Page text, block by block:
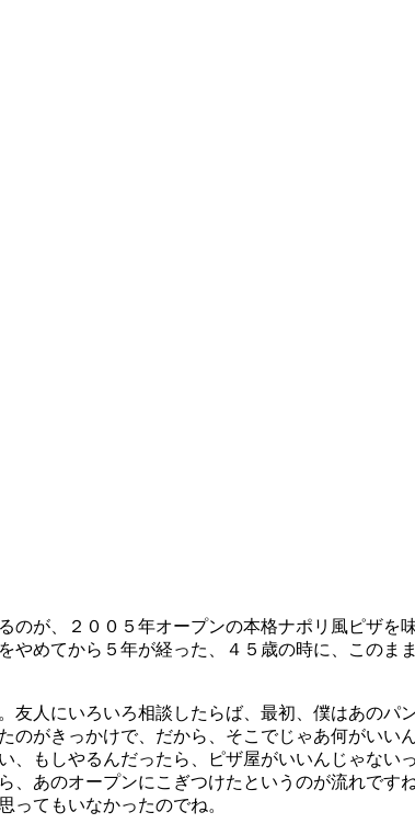
が、２００５年オープンの本格ナポリ風ピザを
めてから５年が経った、４５歳の時に、このま
人にいろいろ相談したらば、最初、僕はあのパ
がきっかけで、だから、そこでじゃあ何がいい
もしやるんだったら、ピザ屋がいいんじゃない
あのオープンにこぎつけたというのが流れです
ってもいなかったのでね。